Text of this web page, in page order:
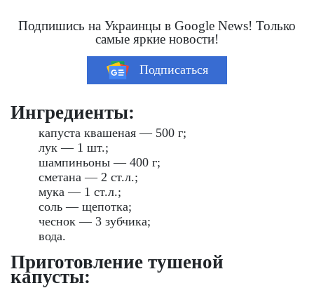
Подпишись на Украинцы в Google News! Только
самые яркие новости!
Подписаться
Ингредиенты:
капуста квашеная — 500 г;
лук — 1 шт.;
шампиньоны — 400 г;
сметана — 2 ст.л.;
мука — 1 ст.л.;
соль — щепотка;
чеснок — 3 зубчика;
вода.
Приготовление тушеной
капусты: